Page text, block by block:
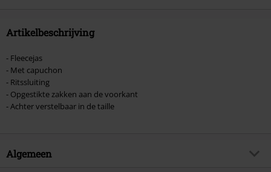
Artikelbeschrijving
- Fleecejas
- Met capuchon
- Ritssluiting
- Opgestikte zakken aan de voorkant
- Achter verstelbaar in de taille
Algemeen